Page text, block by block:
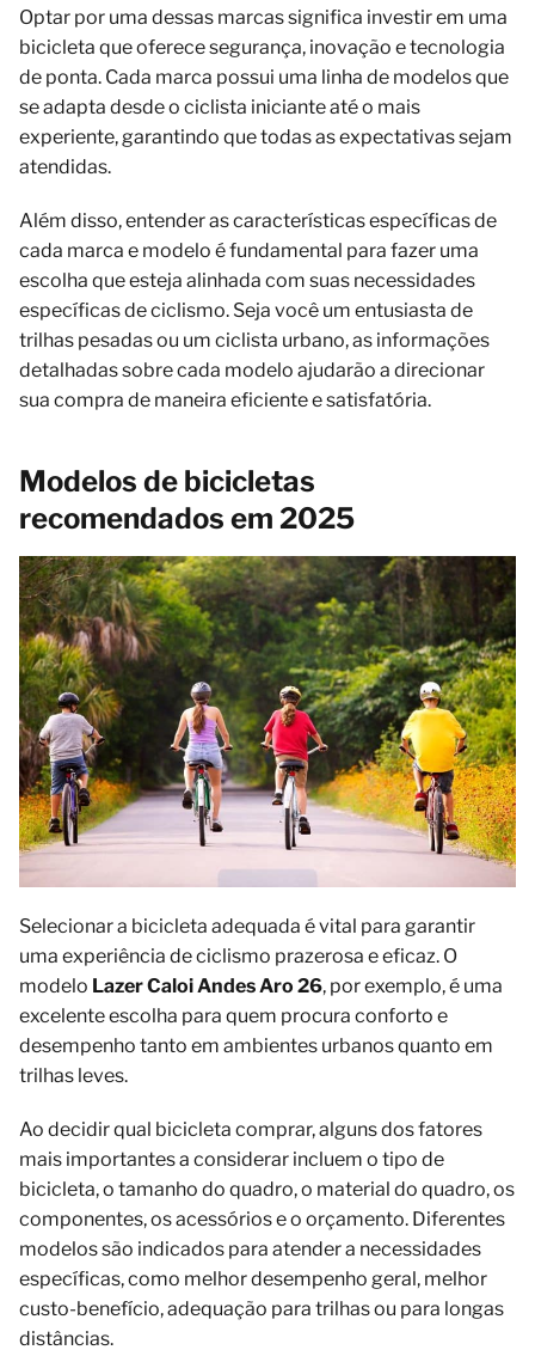
Optar por uma dessas marcas significa investir em uma
bicicleta que oferece segurança, inovação e tecnologia
de ponta. Cada marca possui uma linha de modelos que
se adapta desde o ciclista iniciante até o mais
experiente, garantindo que todas as expectativas sejam
atendidas.
Além disso, entender as características específicas de
cada marca e modelo é fundamental para fazer uma
escolha que esteja alinhada com suas necessidades
específicas de ciclismo. Seja você um entusiasta de
trilhas pesadas ou um ciclista urbano, as informações
detalhadas sobre cada modelo ajudarão a direcionar
sua compra de maneira eficiente e satisfatória.
Modelos de bicicletas
recomendados em 2025
Selecionar a bicicleta adequada é vital para garantir
uma experiência de ciclismo prazerosa e eficaz. O
modelo Lazer Caloi Andes Aro 26, por exemplo, é uma
excelente escolha para quem procura conforto e
desempenho tanto em ambientes urbanos quanto em
trilhas leves.
Ao decidir qual bicicleta comprar, alguns dos fatores
mais importantes a considerar incluem o tipo de
bicicleta, o tamanho do quadro, o material do quadro, os
componentes, os acessórios e o orçamento. Diferentes
modelos são indicados para atender a necessidades
específicas, como melhor desempenho geral, melhor
custo-benefício, adequação para trilhas ou para longas
distâncias.